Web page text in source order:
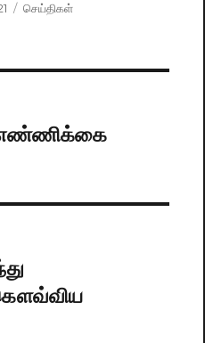
Categories
செய்திகள்